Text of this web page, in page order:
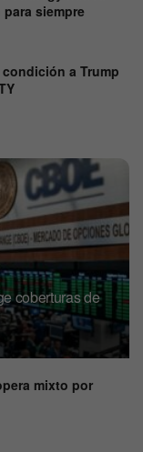
siempre
a Trump
coberturas de
mixto por